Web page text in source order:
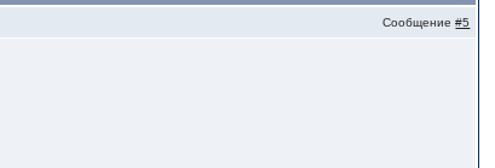
Сообщение#5